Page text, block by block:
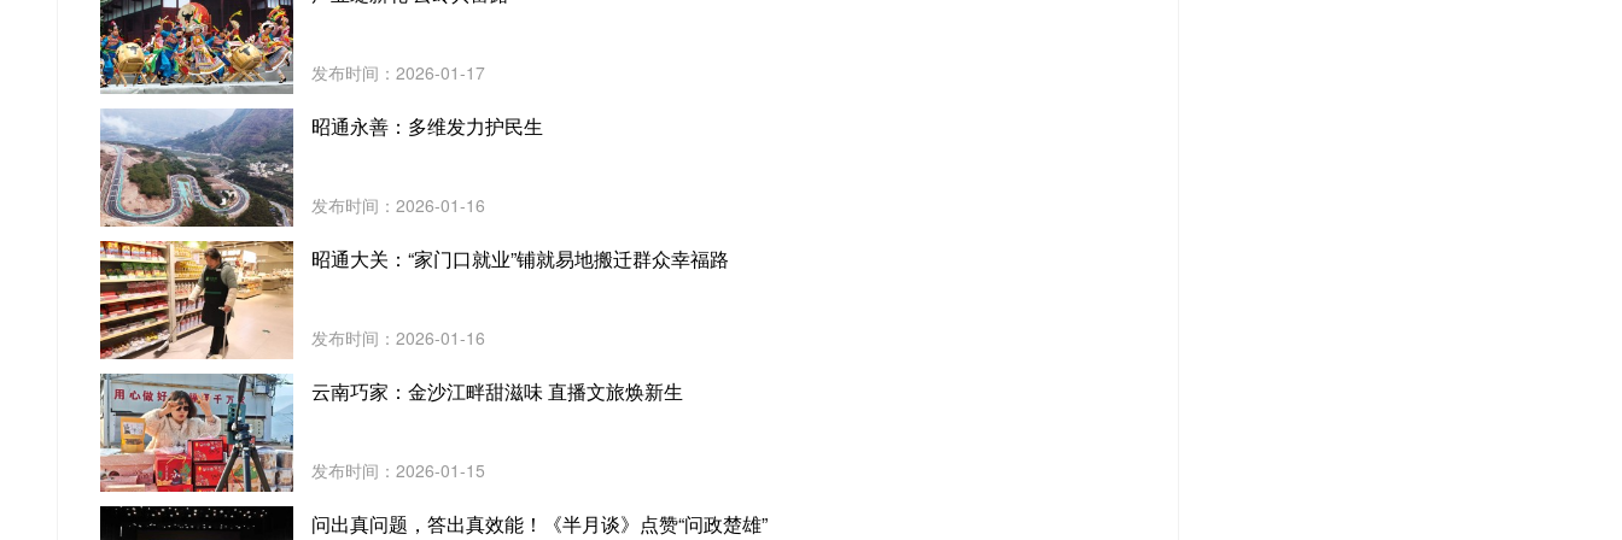
发布时间：2026-01-17
昭通永善：多维发力护民生
发布时间：2026-01-16
昭通大关：“家门口就业”铺就易地搬迁群众幸福路
发布时间：2026-01-16
云南巧家：金沙江畔甜滋味 直播文旅焕新生
发布时间：2026-01-15
问出真问题，答出真效能！《半月谈》点赞“问政楚雄”